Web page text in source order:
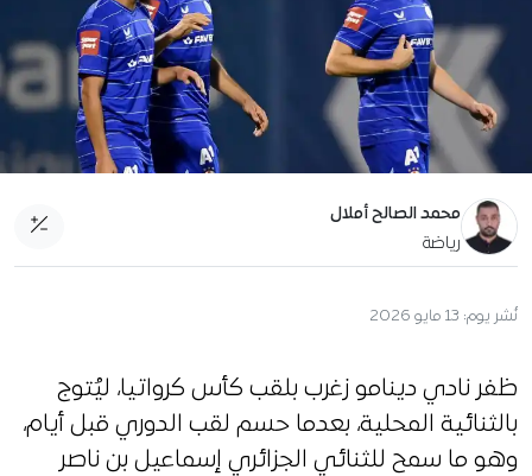
محمد الصالح أملال
رياضة
نُشر يوم: 13 مايو 2026
ظفر نادي دينامو زغرب بلقب كأس كرواتيا، ليُتوج
بالثنائية المحلية، بعدما حسم لقب الدوري قبل أيام،
وهو ما سمح للثنائي الجزائري إسماعيل بن ناصر